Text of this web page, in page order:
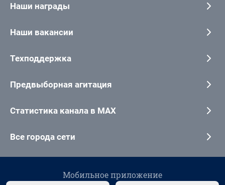
Наши награды
Наши вакансии
Техподдержка
Предвыборная агитация
Статистика канала в MAX
Все города сети
Мобильное приложение